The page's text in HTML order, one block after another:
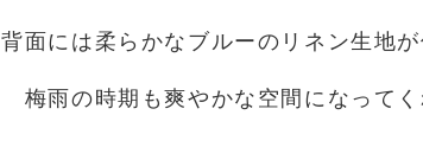
背面には柔らかなブルーのリネン生地
梅雨の時期も爽やかな空間になって